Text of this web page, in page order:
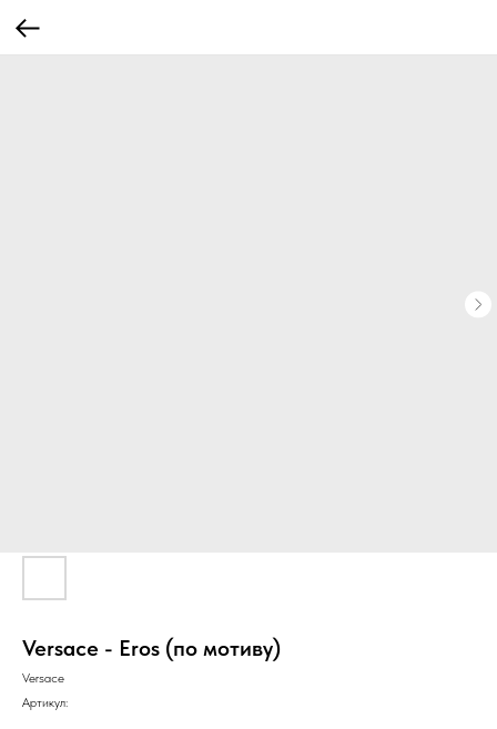
Versace - Eros (по мотиву)
Versace
Артикул: